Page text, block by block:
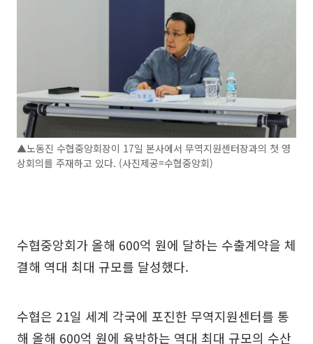
▲노동진 수협중앙회장이 17일 본사에서 무역지원센터장과의 첫 영
상회의를 주재하고 있다. (사진제공=수협중앙회)
수협중앙회가 올해 600억 원에 달하는 수출계약을 체
결해 역대 최대 규모를 달성했다.
수협은 21일 세계 각국에 포진한 무역지원센터를 통
해 올해 600억 원에 육박하는 역대 최대 규모의 수산